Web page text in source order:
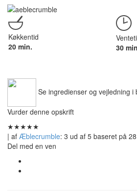
Køkkentid
20 min.
30 min
Se ingredienser og vejledning i
Vurder denne opskrift
★★★★★
| af Æblecrumble: 3 ud af 5 baseret på 28
Del med en ven